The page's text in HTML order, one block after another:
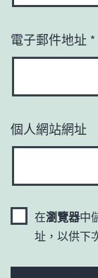
電子郵件地址 *
個人網站網址
在瀏覽器中
址，以供下